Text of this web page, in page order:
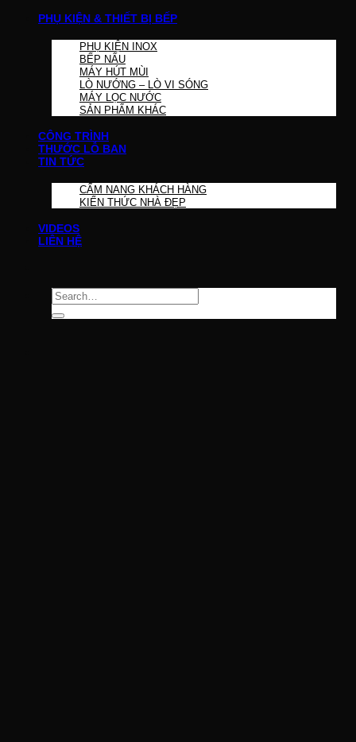
PHỤ KIỆN & THIẾT BỊ BẾP
PHỤ KIỆN INOX
BẾP NẤU
MÁY HÚT MÙI
LÒ NƯỚNG – LÒ VI SÓNG
MÁY LỌC NƯỚC
SẢN PHẨM KHÁC
CÔNG TRÌNH
THƯỚC LỖ BAN
TIN TỨC
CẨM NANG KHÁCH HÀNG
KIẾN THỨC NHÀ ĐẸP
VIDEOS
LIÊN HỆ